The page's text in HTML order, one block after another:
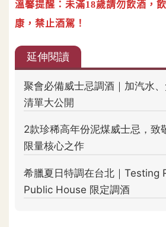
溫馨提醒：未滿18歲請勿飲酒，
康，禁止酒駕！